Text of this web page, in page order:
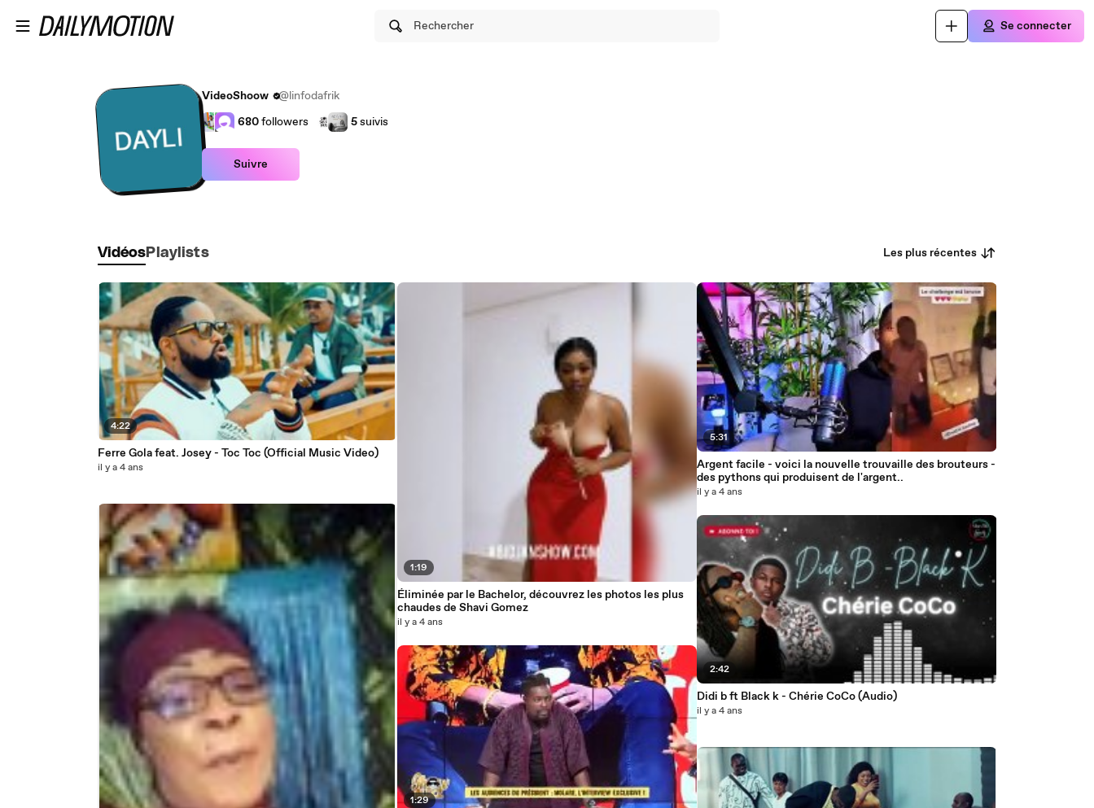
Rechercher Se connecter
VideoShoow
@linfodafrik
680followers 5suivis
Suivre
Vidéos Playlists Les plus récentes
4:22
Ferre Gola feat. Josey - Toc Toc (Official Music Video)
il y a 4 ans
1:19
Éliminée par le Bachelor, découvrez les photos les plus
chaudes de Shavi Gomez
il y a 4 ans
1:29
5:31
Argent facile - voici la nouvelle trouvaille des brouteurs -
des pythons qui produisent de l'argent..
il y a 4 ans
2:42
Didi b ft Black k - Chérie CoCo (Audio)
il y a 4 ans